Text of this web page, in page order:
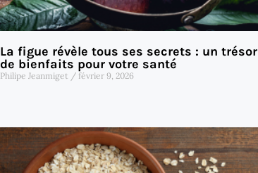
La figue révèle tous ses secrets : un trésor
de bienfaits pour votre santé
Philipe Jeanmiget février 9, 2026